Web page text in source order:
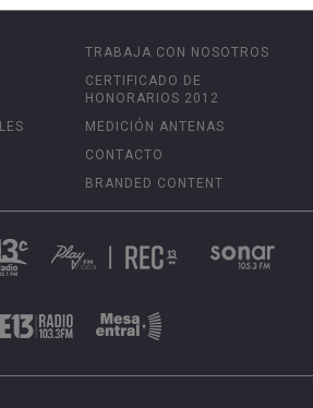
TRABAJA CON NOSOTROS
CERTIFICADO DE
HONORARIOS 2012
MEDICIÓN ANTENAS
CONTACTO
BRANDED CONTENT